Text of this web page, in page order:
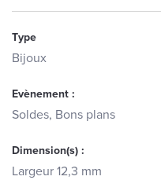
Type
Bijoux
Evènement :
Soldes, Bons plans
Dimension(s) :
Largeur 12,3 mm